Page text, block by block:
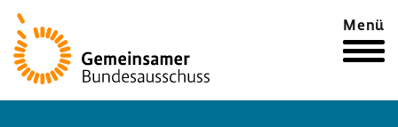
Zur
Startseite
Menü